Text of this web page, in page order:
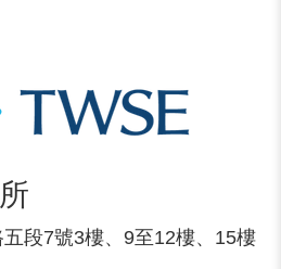
段7號3樓、9至12樓、15樓